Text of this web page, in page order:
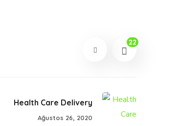
22
Health Care Delivery
Ağustos 26, 2020